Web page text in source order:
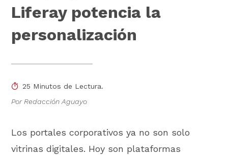
Liferay potencia la
personalización
25 Minutos de Lectura.
Por Redacción Aguayo
Los portales corporativos ya no son solo
vitrinas digitales. Hoy son plataformas